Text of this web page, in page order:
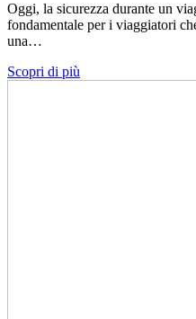
Oggi, la sicurezza durante un
fondamentale per i viaggiatori
una…
Scopri di più